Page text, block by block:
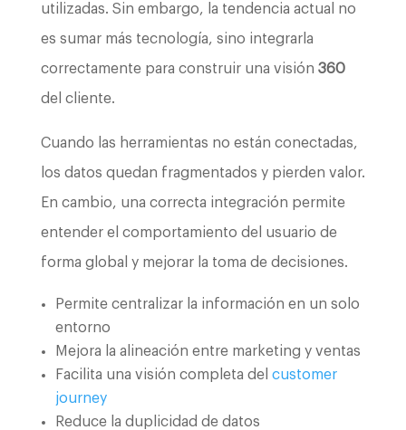
utilizadas. Sin embargo, la tendencia actual no
es sumar más tecnología, sino integrarla
correctamente para construir una visión 360
del cliente.
Cuando las herramientas no están conectadas,
los datos quedan fragmentados y pierden valor.
En cambio, una correcta integración permite
entender el comportamiento del usuario de
forma global y mejorar la toma de decisiones.
Permite centralizar la información en un solo
entorno
Mejora la alineación entre marketing y ventas
Facilita una visión completa del customer
journey
Reduce la duplicidad de datos